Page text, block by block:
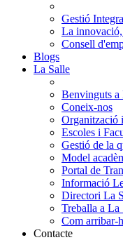
Gestió
La
Consell
Blogs
La Salle
Benvinguts
Coneix-nos
Organització
Escoles i
Gestió de la
Model
Portal de
Informació
Directori La
Treballa a La
Com arribar-
Contacte